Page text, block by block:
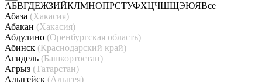
АБВГДЕЖЗИЙКЛМНОПРСТУФХЦЧШЩЭЮЯВсе
Абаза (Хакасия)
Абакан (Хакасия)
Абдулино (Оренбургская область)
Абинск (Краснодарский край)
Агидель (Башкортостан)
Агрыз (Татарстан)
Адыгейск (Адыгея)